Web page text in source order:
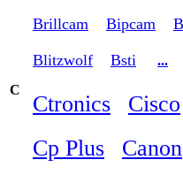
Brillcam Bipcam
Blitzwolf Bsti
...
C
Ctronics Cisco
Cp Plus
Canon